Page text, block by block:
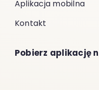
Aplikacja mobilna
Kontakt
Pobierz aplikację